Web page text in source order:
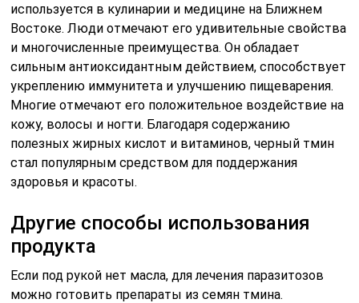
используется в кулинарии и медицине на Ближнем
Востоке. Люди отмечают его удивительные свойства
и многочисленные преимущества. Он обладает
сильным антиоксидантным действием, способствует
укреплению иммунитета и улучшению пищеварения.
Многие отмечают его положительное воздействие на
кожу, волосы и ногти. Благодаря содержанию
полезных жирных кислот и витаминов, черный тмин
стал популярным средством для поддержания
здоровья и красоты.
Другие способы использования
продукта
Если под рукой нет масла, для лечения паразитозов
можно готовить препараты из семян тмина.